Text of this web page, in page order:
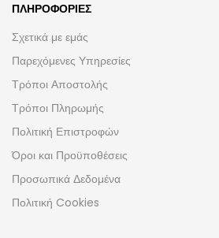
ΠΛΗΡΟΦΟΡΊΕΣ
Σχετικά με εμάς
Παρεχόμενες Υπηρεσίες
Τρόποι Αποστολής
Τρόποι Πληρωμής
Πολιτική Επιστροφών
Όροι και Προϋποθέσεις
Προσωπικά Δεδομένα
Πολιτική Cookies